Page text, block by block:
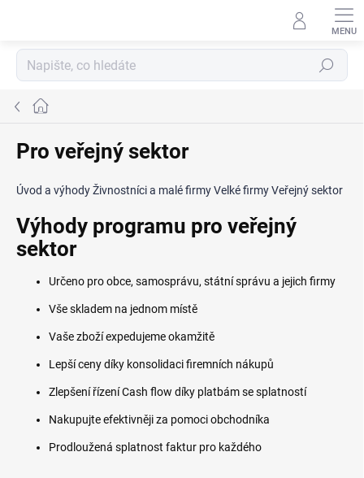
Hledat
Domů
Pro veřejný sektor
Úvod a výhodyŽivnostníci a malé firmyVelké firmyVeřejný sektor
Výhody programu pro veřejný
sektor
Určeno pro obce, samosprávu, státní správu a jejich firmy
Vše skladem na jednom místě
Vaše zboží expedujeme okamžitě
Lepší ceny díky konsolidaci firemních nákupů
Zlepšení řízení Cash flow díky platbám se splatností
Nakupujte efektivněji za pomoci obchodníka
Prodloužená splatnost faktur pro každého